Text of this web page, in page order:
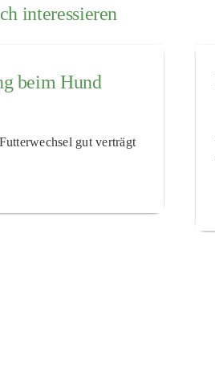
interessieren
beim Hund
gut verträgt